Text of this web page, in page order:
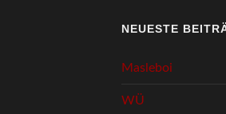
NEUESTE
Masleboi
WÜ